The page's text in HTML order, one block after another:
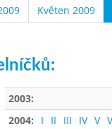
Květen 2009
2003:
2004:
I II III IV V